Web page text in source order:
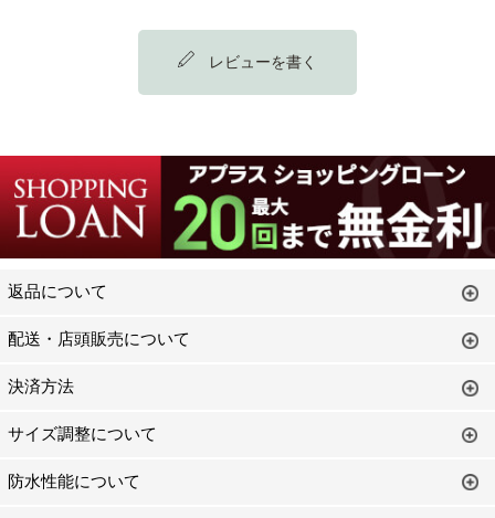
レビューを書く
返品について
配送・店頭販売について
決済方法
サイズ調整について
防水性能について